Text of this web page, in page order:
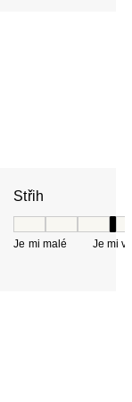
Střih
Je mi malé Je mi